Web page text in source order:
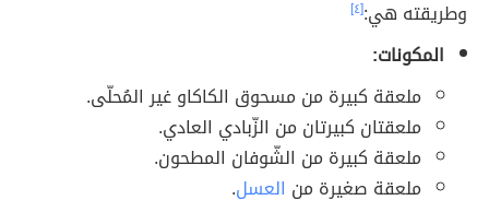
وطريقته هي:[٤]
المكونات:
ملعقة كبيرة من مسحوق الكاكاو غير المُحلّى.
ملعقتان كبيرتان من الزّبادي العادي.
ملعقة كبيرة من الشّوفان المطحون.
ملعقة صغيرة من العسل.